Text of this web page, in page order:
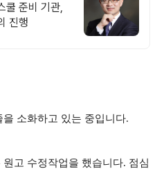
쿨 준비 기관,
진행
소화하고 있는 중입니다.
고 수정작업을 했습니다. 점심